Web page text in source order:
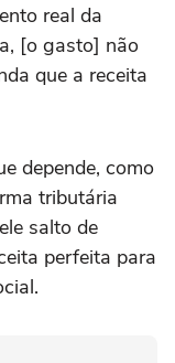
real da
[o gasto] não
que a receita
depende, como
tributária
salto de
perfeita para